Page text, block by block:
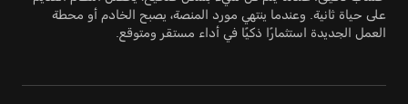
على حياة ثانية. وعندما ينتهي مورد المنصة، يصبح الخادم أو محطة
العمل الجديدة استثمارًا ذكيًا في أداء مستقر ومتوقع.